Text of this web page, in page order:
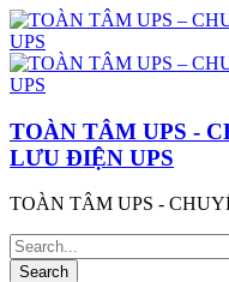
TOÀN TÂM UPS -
LƯU ĐIỆN UPS
TOÀN TÂM UPS -